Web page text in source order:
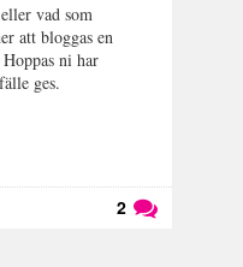
vad som
att bloggas en
ni har
ges.
2